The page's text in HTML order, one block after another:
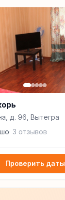
д. 96, Вытегра
· 3 отзывов
Проверить даты